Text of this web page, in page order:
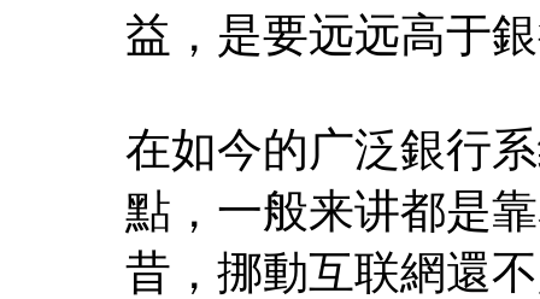
益，是要远远高于
在如今的广泛銀行
點，一般来讲都是
昔，挪動互联網還